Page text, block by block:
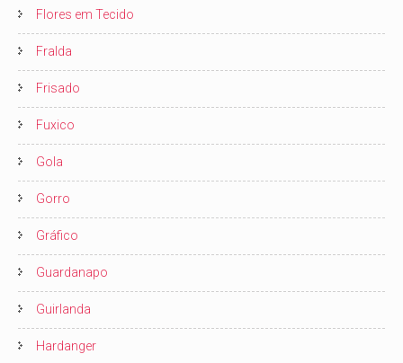
Flores em Tecido
Fralda
Frisado
Fuxico
Gola
Gorro
Gráfico
Guardanapo
Guirlanda
Hardanger